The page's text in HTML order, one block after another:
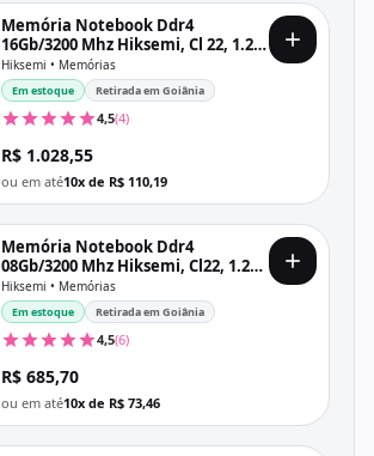
Memória Notebook Ddr4
16Gb/3200 Mhz Hiksemi, Cl 22, 1.2V,
Hsc416S32Z1, Preta
Hiksemi • Memórias
Em estoque Retirada em Goiânia
4,5(4)
R$ 1.028,55
ou em até10x de R$ 110,19
Memória Notebook Ddr4
08Gb/3200 Mhz Hiksemi, Cl22, 1.2V,
Hsc408S32Z1, Preta
Hiksemi • Memórias
Em estoque Retirada em Goiânia
4,5(6)
R$ 685,70
ou em até10x de R$ 73,46